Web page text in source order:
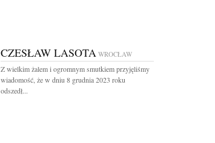
CZESŁAW LASOTA WROCŁAW
Z wielkim żalem i ogromnym smutkiem przyjęliśmy
wiadomość, że w dniu 8 grudnia 2023 roku
odszedł...